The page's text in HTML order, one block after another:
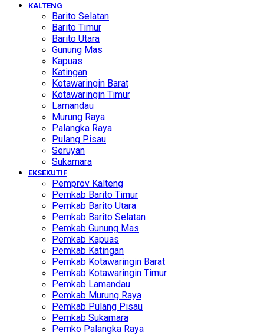
KALTENG
Barito Selatan
Barito Timur
Barito Utara
Gunung Mas
Kapuas
Katingan
Kotawaringin Barat
Kotawaringin Timur
Lamandau
Murung Raya
Palangka Raya
Pulang Pisau
Seruyan
Sukamara
EKSEKUTIF
Pemprov Kalteng
Pemkab Barito Timur
Pemkab Barito Utara
Pemkab Barito Selatan
Pemkab Gunung Mas
Pemkab Kapuas
Pemkab Katingan
Pemkab Kotawaringin Barat
Pemkab Kotawaringin Timur
Pemkab Lamandau
Pemkab Murung Raya
Pemkab Pulang Pisau
Pemkab Sukamara
Pemko Palangka Raya